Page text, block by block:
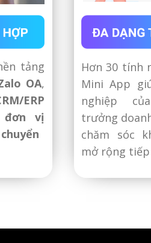
tảng
OA,
ERP
đơn vị
Hơn 30 tính
Mini App
nghiệp
trưởng
chăm sóc
mở rộng